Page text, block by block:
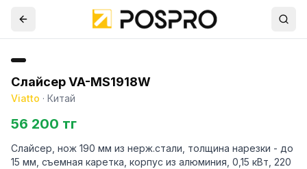
Слайсер VA-MS1918W
Viatto · Китай
56 200 тг
Слайсер, нож 190 мм из нерж.стали, толщина нарезки - до
15 мм, съемная каретка, корпус из алюминия, 0,15 кВт, 220